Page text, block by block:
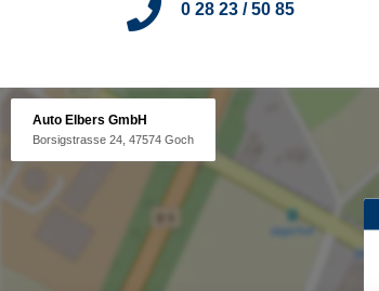
0 28 23 / 50 85
Auto Elbers GmbH
Borsigstrasse 24, 47574 Goch